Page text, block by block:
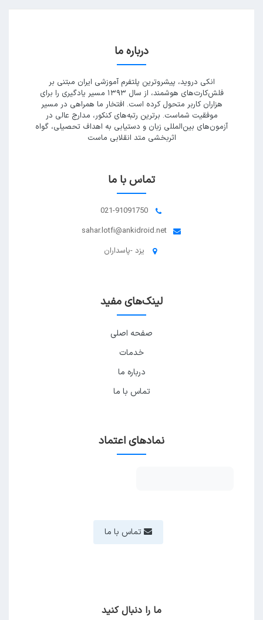
درباره ما
انکی دروید، پیشروترین پلتفرم آموزشی ایران مبتنی بر
فلش‌کارت‌های هوشمند، از سال ۱۳۹۳ مسیر یادگیری را برای
هزاران کاربر متحول کرده است. افتخار ما همراهی در مسیر
موفقیت شماست. برترین رتبه‌های کنکور، مدارج عالی در
آزمون‌های بین‌المللی زبان و دستیابی به اهداف تحصیلی، گواه
اثربخشی متد انقلابی ماست
تماس با ما
021-91091750
sahar.lotfi@ankidroid.net
یزد -پاسداران
لینک‌های مفید
صفحه اصلی
خدمات
درباره ما
تماس با ما
نمادهای اعتماد
تماس با ما
ما را دنبال کنید